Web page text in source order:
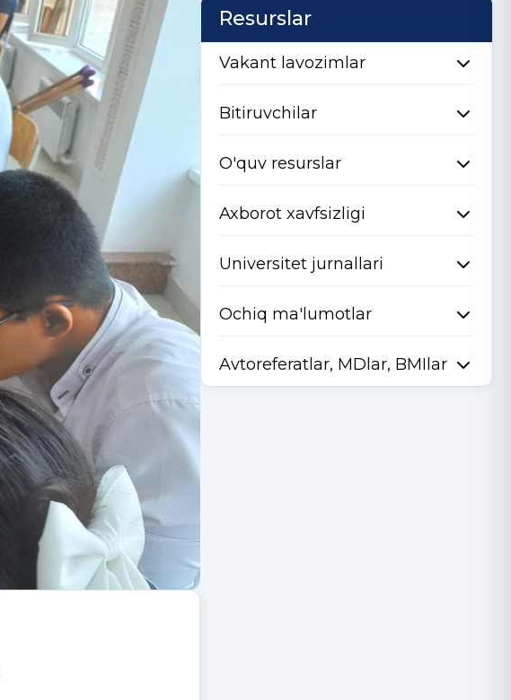
Resurslar
Vakant lavozimlar
Bitiruvchilar
O'quv resurslar
Axborot xavfsizligi
Universitet jurnallari
Ochiq ma'lumotlar
Avtoreferatlar, MDlar, BMIlar